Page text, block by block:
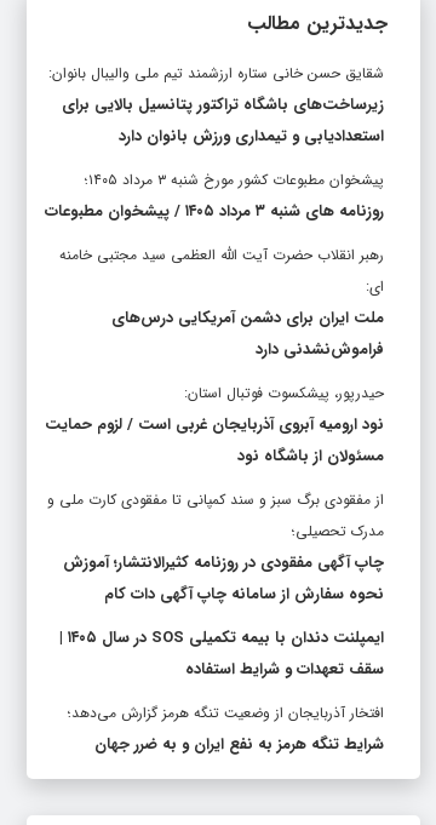
جدیدترین مطالب
شقایق حسن خانی ستاره ارزشمند تیم ملی والیبال بانوان:
زیرساخت‌های باشگاه تراکتور پتانسیل بالایی برای
استعدادیابی و تیمداری ورزش بانوان دارد
پیشخوان مطبوعات کشور مورخ شنبه ۳ مرداد ۱۴۰۵؛
روزنامه های شنبه ۳ مرداد ۱۴۰۵ / پیشخوان مطبوعات
رهبر انقلاب حضرت آیت الله العظمی سید مجتبی خامنه
ای:
ملت ایران برای دشمن آمریکایی درس‌های
فراموش‌نشدنی دارد
حیدرپور، پیشکسوت فوتبال استان:
نود ارومیه آبروی آذربایجان غربی است / لزوم حمایت
مسئولان از باشگاه نود
از مفقودی برگ سبز و سند کمپانی تا مفقودی کارت ملی و
مدرک تحصیلی؛
چاپ آگهی مفقودی در روزنامه کثیرالانتشار؛ آموزش
نحوه سفارش از سامانه چاپ آگهی دات کام
ایمپلنت دندان با بیمه تکمیلی SOS در سال ۱۴۰۵ |
سقف تعهدات و شرایط استفاده
افتخار آذربایجان از وضعیت تنگه هرمز گزارش می‌دهد؛
شرایط تنگه هرمز به نفع ایران و به ضرر جهان